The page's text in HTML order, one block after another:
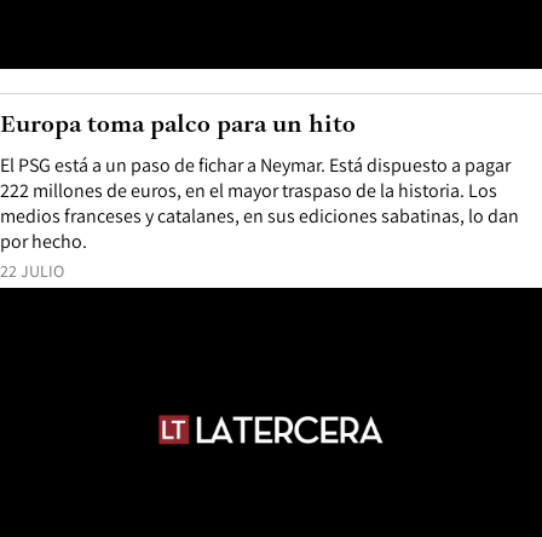
22 JULIO
El PSG está a un paso de fichar a Neymar. Está dispuesto a pagar
222 millones de euros, en el mayor traspaso de la historia. Los
medios franceses y catalanes, en sus ediciones sabatinas, lo dan
por hecho.
Europa toma palco para un hito